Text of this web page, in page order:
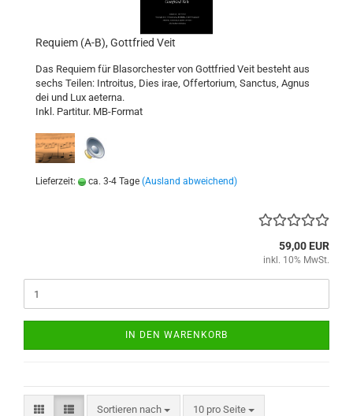
Requiem (A-B), Gottfried Veit
Das Requiem für Blasorchester von Gottfried Veit besteht aus
sechs Teilen: Introitus, Dies irae, Offertorium, Sanctus, Agnus
dei und Lux aeterna.
Inkl. Partitur. MB-Format
Lieferzeit: ca. 3-4 Tage (Ausland abweichend)
59,00 EUR
inkl. 10% MwSt.
IN DEN WARENKORB
Sortieren nach
Sortieren nach 10 pro Seite
pro Seite